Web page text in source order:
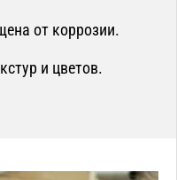
от коррозии.
и цветов.